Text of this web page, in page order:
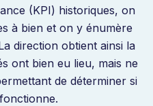
(KPI) historiques, on
à bien et on y énumère
direction obtient ainsi la
ont bien eu lieu, mais ne
de déterminer si